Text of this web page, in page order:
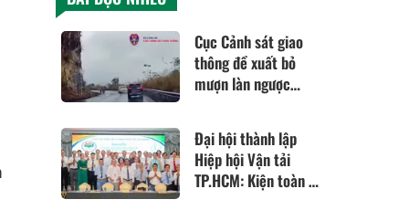
Cục Cảnh sát giao
thông đề xuất bỏ
mượn làn ngược
Đại hội thành lập
Hiệp hội Vận tải
TP.HCM: Kiện toàn bộ